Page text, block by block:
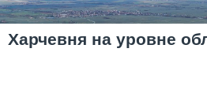
Харчевня на уровне